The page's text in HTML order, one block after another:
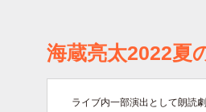
海蔵亮太2022夏
ライブ内一部演出として朗読